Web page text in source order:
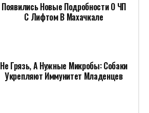
Появились Новые Подробности О ЧП
С Лифтом В Махачкале
Не Грязь, А Нужные Микробы: Собаки
Укрепляют Иммунитет Младенцев